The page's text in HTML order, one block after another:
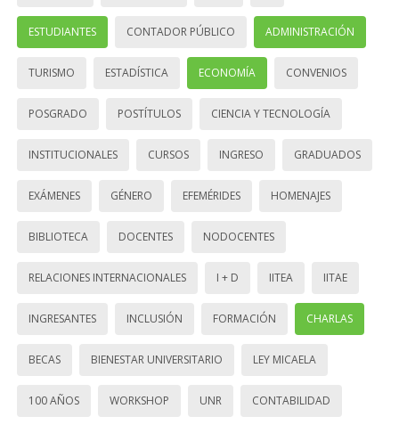
ESTUDIANTES CONTADOR PÚBLICO ADMINISTRACIÓN
TURISMO ESTADÍSTICA ECONOMÍA CONVENIOS
POSGRADO POSTÍTULOS CIENCIA Y TECNOLOGÍA
INSTITUCIONALES CURSOS INGRESO GRADUADOS
EXÁMENES GÉNERO EFEMÉRIDES HOMENAJES
BIBLIOTECA DOCENTES NODOCENTES
RELACIONES INTERNACIONALES I + D IITEA IITAE
INGRESANTES INCLUSIÓN FORMACIÓN CHARLAS
BECAS BIENESTAR UNIVERSITARIO LEY MICAELA
100 AÑOS WORKSHOP UNR CONTABILIDAD